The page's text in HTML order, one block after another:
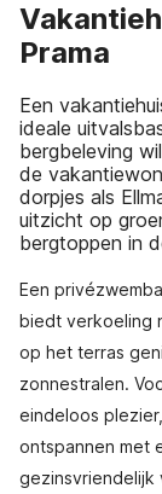
Prama
Een
ideale
bergbeleving
de
dorpjes als
uitzicht op
bergtoppen in
Een
biedt verkoeling
op het terras
zonnestralen.
eindeloos
ontspannen met
gezinsvriendelijk